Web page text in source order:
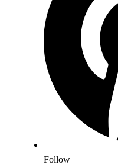
Follow